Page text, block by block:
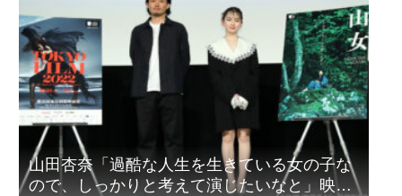
山田杏奈「過酷な人生を生きている女の子な
ので、しっかりと考えて演じたいなと」映画